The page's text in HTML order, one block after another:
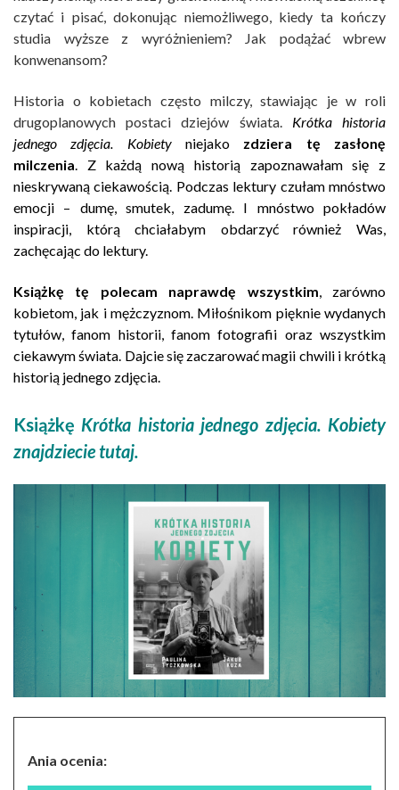
czytać i pisać, dokonując niemożliwego, kiedy ta kończy
studia wyższe z wyróżnieniem? Jak podążać wbrew
konwenansom?
Historia o kobietach często milczy, stawiając je w roli
drugoplanowych postaci dziejów świata. Krótka historia
jednego zdjęcia. Kobiety niejako zdziera tę zasłonę
milczenia . Z każdą nową historią zapoznawałam się z
nieskrywaną ciekawością. Podczas lektury czułam mnóstwo
emocji – dumę, smutek, zadumę. I mnóstwo pokładów
inspiracji, którą chciałabym obdarzyć również Was,
zachęcając do lektury.
Książkę tę polecam naprawdę wszystkim , zarówno
kobietom, jak i mężczyznom. Miłośnikom pięknie wydanych
tytułów, fanom historii, fanom fotografii oraz wszystkim
ciekawym świata. Dajcie się zaczarować magii chwili i krótką
historią jednego zdjęcia.
Książkę Krótka historia jednego zdjęcia. Kobiety
znajdziecietutaj.
Ania ocenia: